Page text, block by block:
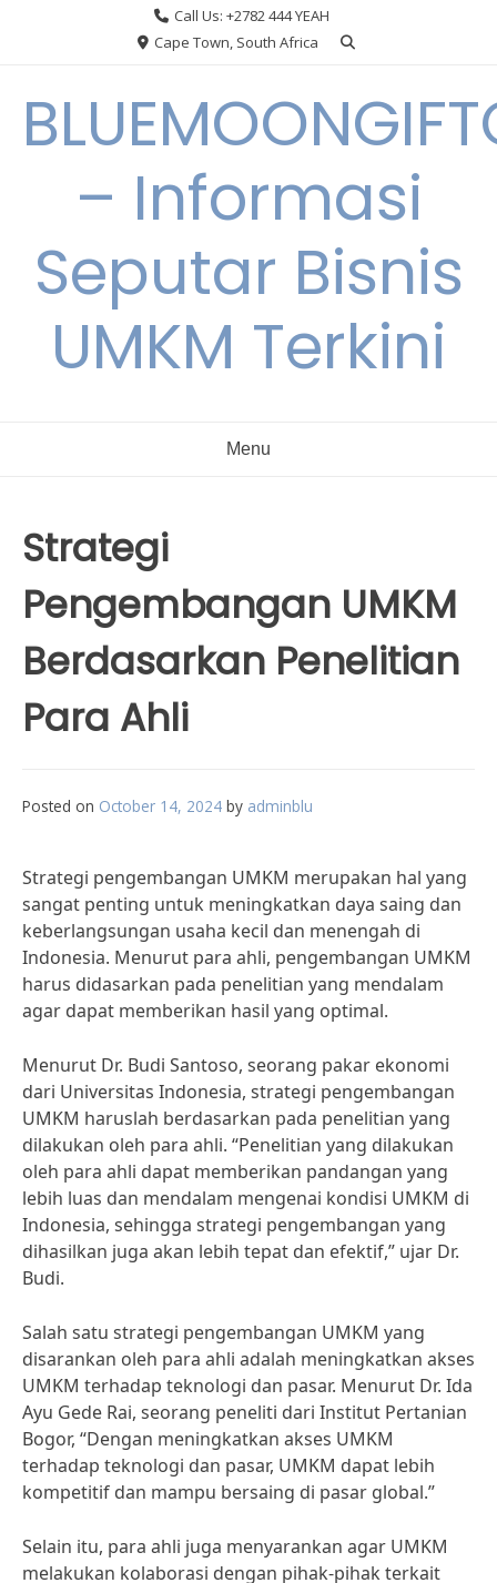
Call Us: +2782 444 YEAH
Cape Town, South Africa
– Informasi
Seputar Bisnis
UMKM Terkini
Menu
Strategi
Pengembangan UMKM
Berdasarkan Penelitian
Para Ahli
Posted on October 14, 2024 by adminblu
Strategi pengembangan UMKM merupakan hal yang
sangat penting untuk meningkatkan daya saing dan
keberlangsungan usaha kecil dan menengah di
Indonesia. Menurut para ahli, pengembangan UMKM
harus didasarkan pada penelitian yang mendalam
agar dapat memberikan hasil yang optimal.
Menurut Dr. Budi Santoso, seorang pakar ekonomi
dari Universitas Indonesia, strategi pengembangan
UMKM haruslah berdasarkan pada penelitian yang
dilakukan oleh para ahli. “Penelitian yang dilakukan
oleh para ahli dapat memberikan pandangan yang
lebih luas dan mendalam mengenai kondisi UMKM di
Indonesia, sehingga strategi pengembangan yang
dihasilkan juga akan lebih tepat dan efektif,” ujar Dr.
Budi.
Salah satu strategi pengembangan UMKM yang
disarankan oleh para ahli adalah meningkatkan akses
UMKM terhadap teknologi dan pasar. Menurut Dr. Ida
Ayu Gede Rai, seorang peneliti dari Institut Pertanian
Bogor, “Dengan meningkatkan akses UMKM
terhadap teknologi dan pasar, UMKM dapat lebih
kompetitif dan mampu bersaing di pasar global.”
Selain itu, para ahli juga menyarankan agar UMKM
melakukan kolaborasi dengan pihak-pihak terkait